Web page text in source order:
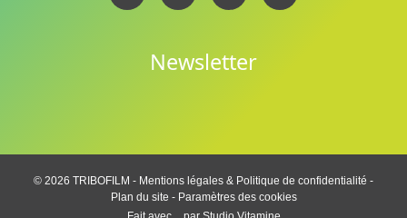
Newsletter
© 2026 TRIBOFILM - Mentions légales & Politique de confidentialité -
Plan du site - Paramètres des cookies